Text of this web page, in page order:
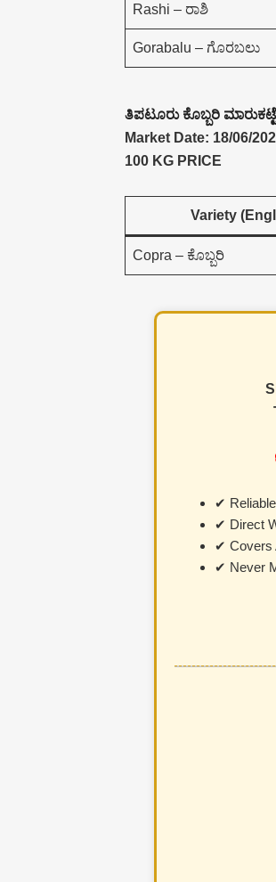
Rashi – ರಾಶಿ
Gorabalu – ಗೊರಬಲು
ತಿಪಟೂರು ಕೊಬ್ಬರಿ
Market Date: 18/06/
100 KG PRICE
Variety
Copra – ಕೊಬ್ಬರಿ
✔
✔ Direct
✔ Covers
✔ Never